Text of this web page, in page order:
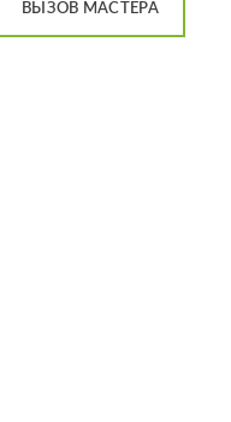
ВЫЗОВ МАСТЕРА